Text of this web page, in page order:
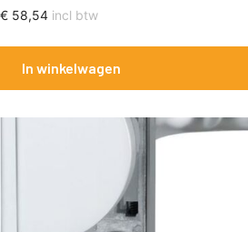
€ 58,54 incl btw
In winkelwagen